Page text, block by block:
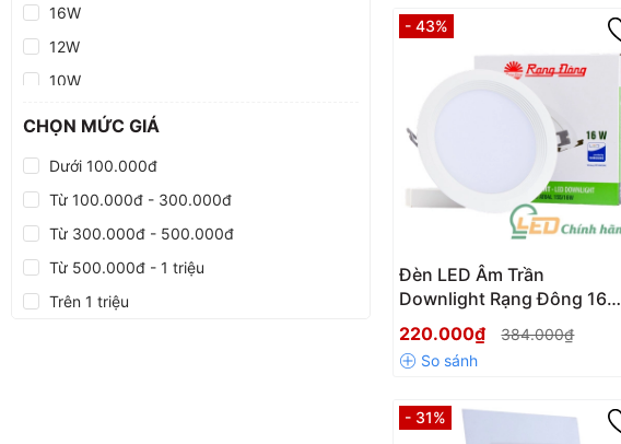
16W
12W
10W
CHỌN MỨC GIÁ
Dưới 100.000đ
Từ 100.000đ - 300.000đ
Từ 300.000đ - 500.000đ
Từ 500.000đ - 1 triệu
Trên 1 triệu
- 43%
Đèn LED Âm Trần
Downlight Rạng Đông 16W
AT04 155/16W
220.000₫ 384.000₫
- 31%